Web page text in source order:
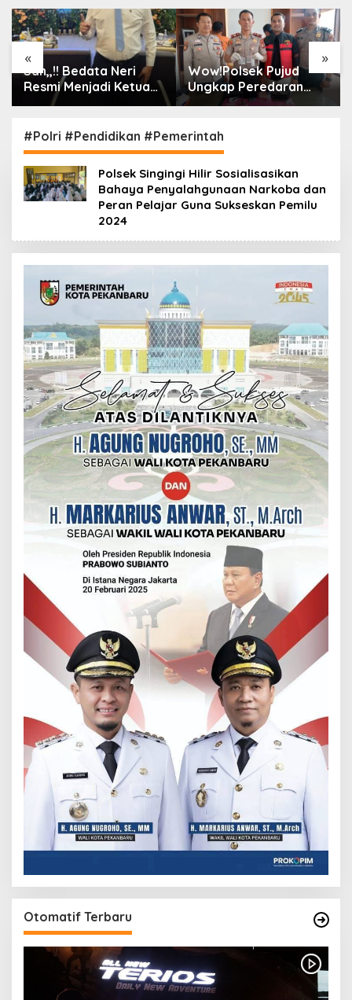
« »
Sah,,!! Bedata Neri
Resmi Menjadi Ketua
RT. 01 RW 07,
Menjalankan Amanah
dan Dukung Seluruh
Program Walikota
Agung Nugroho
Wow!Polsek Pujud
Ungkap Peredaran
Sabu 40 Gram, Tiga
#Polri #Pendidikan #Pemerintah
Polsek Singingi Hilir Sosialisasikan
Bahaya Penyalahgunaan Narkoba dan
Peran Pelajar Guna Sukseskan Pemilu
2024
Otomatif Terbaru